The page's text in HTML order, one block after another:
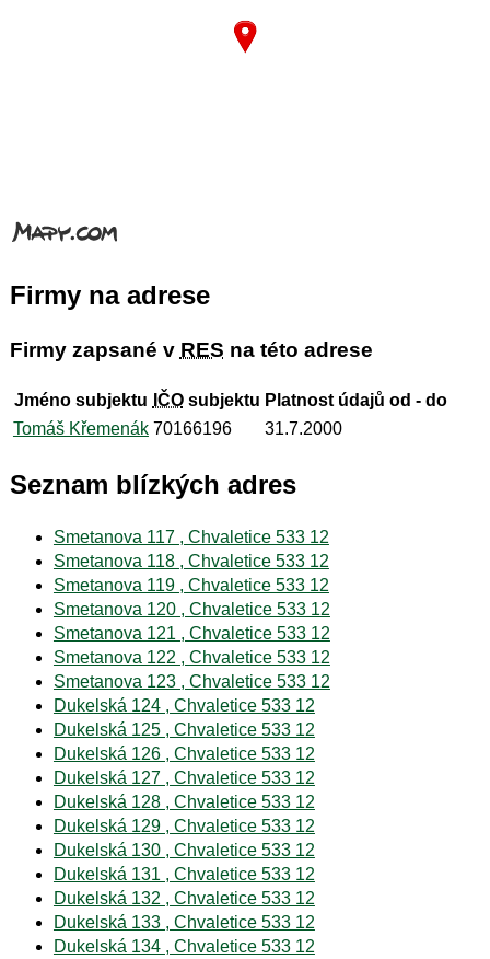
Firmy na adrese
Firmy zapsané v RES na této adrese
Jméno subjektu IČOsubjektu Platnost údajů od - do
Tomáš Křemenák 70166196 31.7.2000
Seznam blízkých adres
Smetanova 117 , Chvaletice 533 12
Smetanova 118 , Chvaletice 533 12
Smetanova 119 , Chvaletice 533 12
Smetanova 120 , Chvaletice 533 12
Smetanova 121 , Chvaletice 533 12
Smetanova 122 , Chvaletice 533 12
Smetanova 123 , Chvaletice 533 12
Dukelská 124 , Chvaletice 533 12
Dukelská 125 , Chvaletice 533 12
Dukelská 126 , Chvaletice 533 12
Dukelská 127 , Chvaletice 533 12
Dukelská 128 , Chvaletice 533 12
Dukelská 129 , Chvaletice 533 12
Dukelská 130 , Chvaletice 533 12
Dukelská 131 , Chvaletice 533 12
Dukelská 132 , Chvaletice 533 12
Dukelská 133 , Chvaletice 533 12
Dukelská 134 , Chvaletice 533 12